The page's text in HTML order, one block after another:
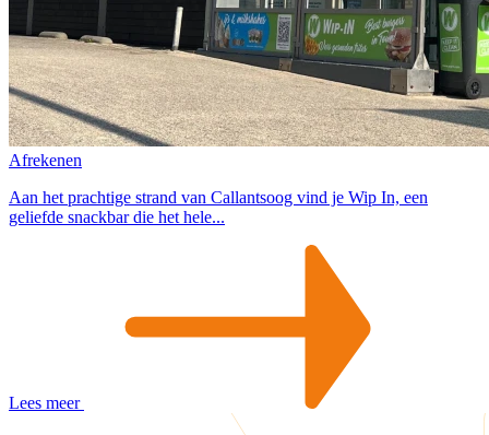
Afrekenen
Aan het prachtige strand van Callantsoog vind je Wip In, een
geliefde snackbar die het hele...
Lees meer